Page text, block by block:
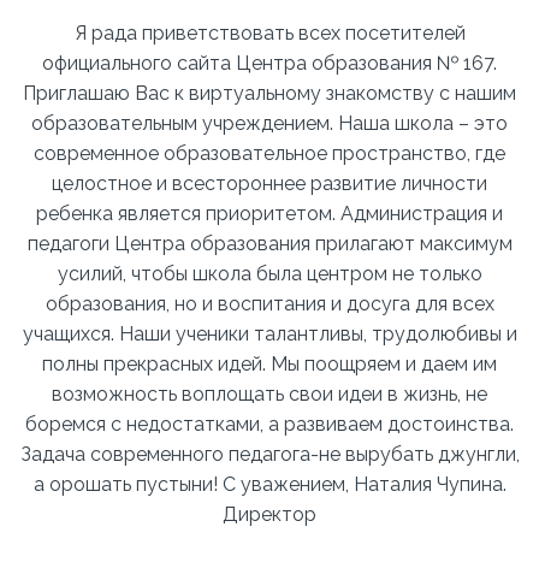
Я рада приветствовать всех посетителей
официального сайта Центра образования № 167.
Приглашаю Вас к виртуальному знакомству с нашим
образовательным учреждением. Наша школа – это
современное образовательное пространство, где
целостное и всестороннее развитие личности
ребенка является приоритетом. Администрация и
педагоги Центра образования прилагают максимум
усилий, чтобы школа была центром не только
образования, но и воспитания и досуга для всех
учащихся. Наши ученики талантливы, трудолюбивы и
полны прекрасных идей. Мы поощряем и даем им
возможность воплощать свои идеи в жизнь, не
боремся с недостатками, а развиваем достоинства.
Задача современного педагога-не вырубать джунгли,
а орошать пустыни! С уважением, Наталия Чупина.
Директор